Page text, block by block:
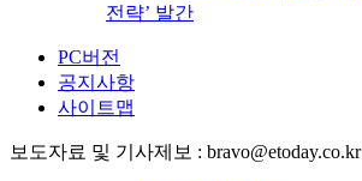
전략’ 발간
PC버전
공지사항
사이트맵
보도자료 및 기사제보 : bravo@etoday.co.kr